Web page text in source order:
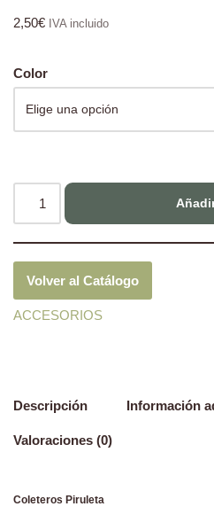
2,50€ IVA incluido
Color
Volver al Catálogo
ACCESORIOS
Descripción Información
Valoraciones (0)
Coleteros Piruleta